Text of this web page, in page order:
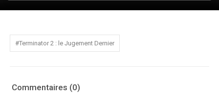
#Terminator 2 : le Jugement Dernier
Commentaires (0)